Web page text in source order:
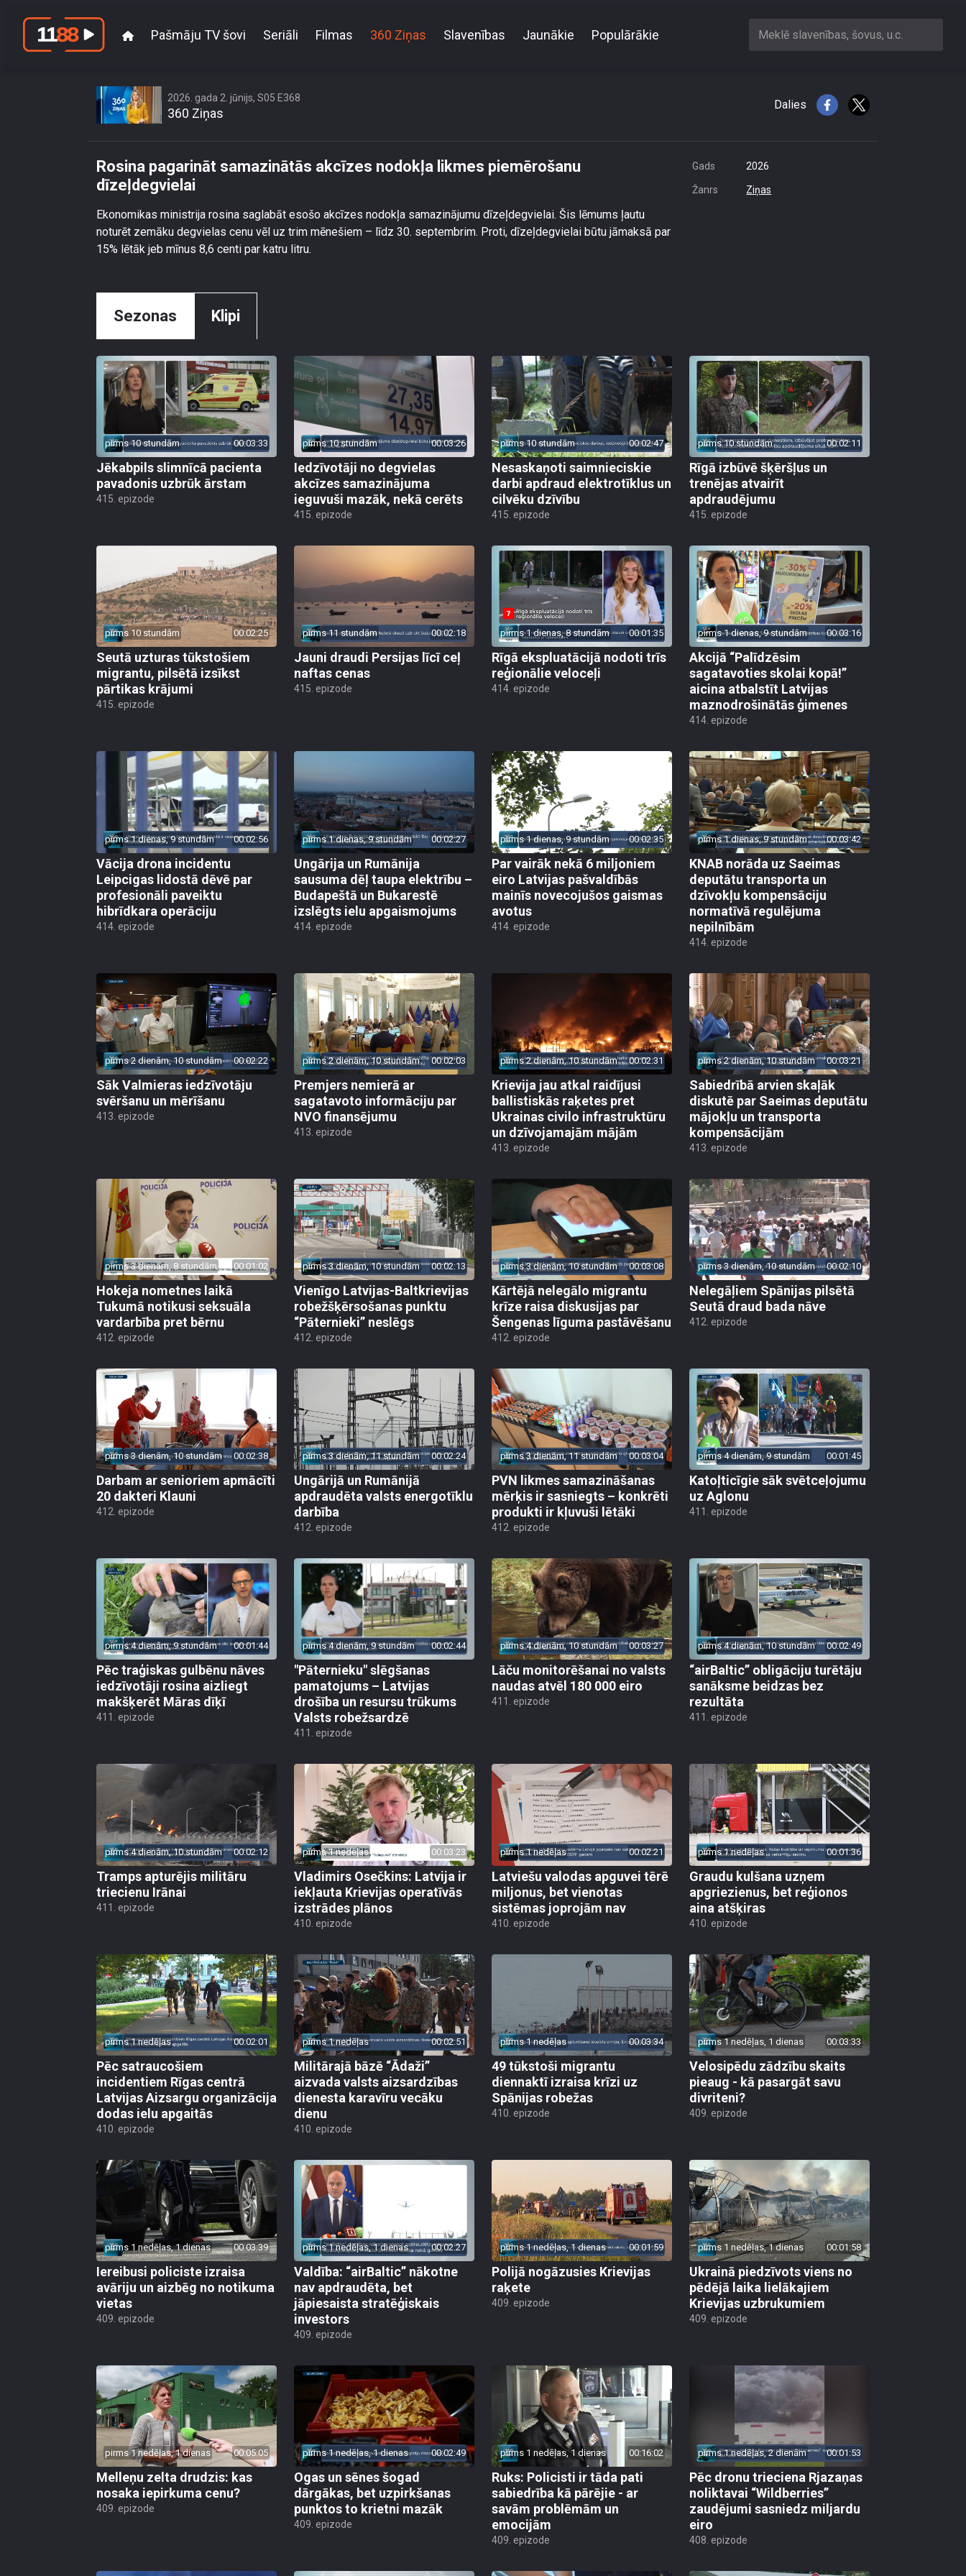
Pašmāju TV šovi Seriāli Filmas 360 Ziņas Slavenības Jaunākie Populārākie Meklē slavenības, šovus, u.c.
2026. gada 2. jūnijs, S05 E368
360 Ziņas
Dalies
Rosina pagarināt samazinātās akcīzes nodokļa likmes piemērošanu
dīzeļdegvielai
Ekonomikas ministrija rosina saglabāt esošo akcīzes nodokļa samazinājumu dīzeļdegvielai. Šis lēmums ļautu
noturēt zemāku degvielas cenu vēl uz trim mēnešiem – līdz 30. septembrim. Proti, dīzeļdegvielai būtu jāmaksā par
15% lētāk jeb mīnus 8,6 centi par katru litru.
Gads 2026
Žanrs Ziņas
Sezonas Klipi
pirms 10 stundām 00:03:33
Jēkabpils slimnīcā pacienta
pavadonis uzbrūk ārstam
415. epizode
pirms 10 stundām 00:03:26
Iedzīvotāji no degvielas
akcīzes samazinājuma
ieguvuši mazāk, nekā cerēts
415. epizode
pirms 10 stundām 00:02:47
Nesaskaņoti saimnieciskie
darbi apdraud elektrotīklus un
cilvēku dzīvību
415. epizode
pirms 10 stundām 00:02:11
Rīgā izbūvē šķēršļus un
trenējas atvairīt
apdraudējumu
415. epizode
pirms 10 stundām 00:02:25
Seutā uzturas tūkstošiem
migrantu, pilsētā izsīkst
pārtikas krājumi
415. epizode
pirms 11 stundām 00:02:18
Jauni draudi Persijas līcī ceļ
naftas cenas
415. epizode
pirms 1 dienas, 8 stundām 00:01:35
Rīgā ekspluatācijā nodoti trīs
reģionālie veloceļi
414. epizode
pirms 1 dienas, 9 stundām 00:03:16
Akcijā “Palīdzēsim
sagatavoties skolai kopā!”
aicina atbalstīt Latvijas
maznodrošinātās ģimenes
414. epizode
pirms 1 dienas, 9 stundām 00:02:56
Vācija drona incidentu
Leipcigas lidostā dēvē par
profesionāli paveiktu
hibrīdkara operāciju
414. epizode
pirms 1 dienas, 9 stundām 00:02:27
Ungārija un Rumānija
sausuma dēļ taupa elektrību –
Budapeštā un Bukarestē
izslēgts ielu apgaismojums
414. epizode
pirms 1 dienas, 9 stundām 00:02:35
Par vairāk nekā 6 miljoniem
eiro Latvijas pašvaldībās
mainīs novecojušos gaismas
avotus
414. epizode
pirms 1 dienas, 9 stundām 00:03:42
KNAB norāda uz Saeimas
deputātu transporta un
dzīvokļu kompensāciju
normatīvā regulējuma
nepilnībām
414. epizode
pirms 2 dienām, 10 stundām 00:02:22
Sāk Valmieras iedzīvotāju
svēršanu un mērīšanu
413. epizode
pirms 2 dienām, 10 stundām 00:02:03
Premjers nemierā ar
sagatavoto informāciju par
NVO finansējumu
413. epizode
pirms 2 dienām, 10 stundām 00:02:31
Krievija jau atkal raidījusi
ballistiskās raķetes pret
Ukrainas civilo infrastruktūru
un dzīvojamajām mājām
413. epizode
pirms 2 dienām, 10 stundām 00:03:21
Sabiedrībā arvien skaļāk
diskutē par Saeimas deputātu
mājokļu un transporta
kompensācijām
413. epizode
pirms 3 dienām, 8 stundām 00:01:02
Hokeja nometnes laikā
Tukumā notikusi seksuāla
vardarbība pret bērnu
412. epizode
pirms 3 dienām, 10 stundām 00:02:13
Vienīgo Latvijas-Baltkrievijas
robežšķērsošanas punktu
“Pāternieki” neslēgs
412. epizode
pirms 3 dienām, 10 stundām 00:03:08
Kārtējā nelegālo migrantu
krīze raisa diskusijas par
Šengenas līguma pastāvēšanu
412. epizode
pirms 3 dienām, 10 stundām 00:02:10
Nelegāļiem Spānijas pilsētā
Seutā draud bada nāve
412. epizode
pirms 3 dienām, 10 stundām 00:02:38
Darbam ar senioriem apmācīti
20 dakteri Klauni
412. epizode
pirms 3 dienām, 11 stundām 00:02:24
Ungārijā un Rumānijā
apdraudēta valsts energotīklu
darbība
412. epizode
pirms 3 dienām, 11 stundām 00:03:04
PVN likmes samazināšanas
mērķis ir sasniegts – konkrēti
produkti ir kļuvuši lētāki
412. epizode
pirms 4 dienām, 9 stundām 00:01:45
Katoļticīgie sāk svētceļojumu
uz Aglonu
411. epizode
pirms 4 dienām, 9 stundām 00:01:44
Pēc traģiskas gulbēnu nāves
iedzīvotāji rosina aizliegt
makšķerēt Māras dīķī
411. epizode
pirms 4 dienām, 9 stundām 00:02:44
"Pāternieku" slēgšanas
pamatojums – Latvijas
drošība un resursu trūkums
Valsts robežsardzē
411. epizode
pirms 4 dienām, 10 stundām 00:03:27
Lāču monitorēšanai no valsts
naudas atvēl 180 000 eiro
411. epizode
pirms 4 dienām, 10 stundām 00:02:49
“airBaltic” obligāciju turētāju
sanāksme beidzas bez
rezultāta
411. epizode
pirms 4 dienām, 10 stundām 00:02:12
Tramps apturējis militāru
triecienu Irānai
411. epizode
pirms 1 nedēļas 00:03:23
Vladimirs Osečkins: Latvija ir
iekļauta Krievijas operatīvās
izstrādes plānos
410. epizode
pirms 1 nedēļas 00:02:21
Latviešu valodas apguvei tērē
miljonus, bet vienotas
sistēmas joprojām nav
410. epizode
pirms 1 nedēļas 00:01:36
Graudu kulšana uzņem
apgriezienus, bet reģionos
aina atšķiras
410. epizode
pirms 1 nedēļas 00:02:01
Pēc satraucošiem
incidentiem Rīgas centrā
Latvijas Aizsargu organizācija
dodas ielu apgaitās
410. epizode
pirms 1 nedēļas 00:02:51
Militārajā bāzē “Ādaži”
aizvada valsts aizsardzības
dienesta karavīru vecāku
dienu
410. epizode
pirms 1 nedēļas 00:03:34
49 tūkstoši migrantu
diennaktī izraisa krīzi uz
Spānijas robežas
410. epizode
pirms 1 nedēļas, 1 dienas 00:03:33
Velosipēdu zādzību skaits
pieaug - kā pasargāt savu
divriteni?
409. epizode
pirms 1 nedēļas, 1 dienas 00:03:39
Iereibusi policiste izraisa
avāriju un aizbēg no notikuma
vietas
409. epizode
pirms 1 nedēļas, 1 dienas 00:02:27
Valdība: “airBaltic” nākotne
nav apdraudēta, bet
jāpiesaista stratēģiskais
investors
409. epizode
pirms 1 nedēļas, 1 dienas 00:01:59
Polijā nogāzusies Krievijas
raķete
409. epizode
pirms 1 nedēļas, 1 dienas 00:01:58
Ukrainā piedzīvots viens no
pēdējā laika lielākajiem
Krievijas uzbrukumiem
409. epizode
pirms 1 nedēļas, 1 dienas 00:05:05
Melleņu zelta drudzis: kas
nosaka iepirkuma cenu?
409. epizode
pirms 1 nedēļas, 1 dienas 00:02:49
Ogas un sēnes šogad
dārgākas, bet uzpirkšanas
punktos to krietni mazāk
409. epizode
pirms 1 nedēļas, 1 dienas 00:16:02
Ruks: Policisti ir tāda pati
sabiedrība kā pārējie - ar
savām problēmām un
emocijām
409. epizode
pirms 1 nedēļas, 2 dienām 00:01:53
Pēc dronu trieciena Rjazaņas
noliktavai “Wildberries”
zaudējumi sasniedz miljardu
eiro
408. epizode